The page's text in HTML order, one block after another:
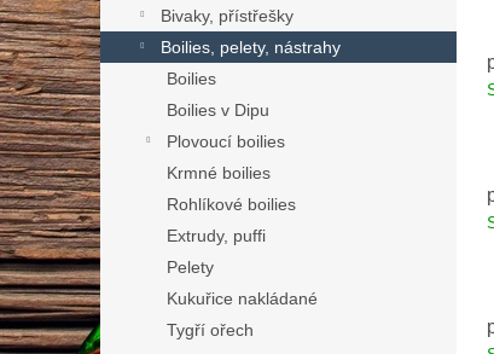
Bivaky, přístřešky
Boilies, pelety, nástrahy
Boilies
Boilies v Dipu
Plovoucí boilies
Krmné boilies
Rohlíkové boilies
Extrudy, puffi
Pelety
Kukuřice nakládané
Tygří ořech